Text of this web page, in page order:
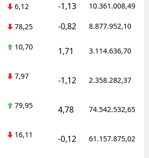
6,12 -1,13 10.361.008,49
78,25 -0,82 8.877.952,10
10,70 1,71 3.114.636,70
7,97 -1,12 2.358.282,37
79,95 4,78 74.542.532,65
16,11 -0,12 61.157.875,02